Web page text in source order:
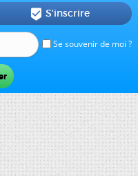
Se souvenir de moi ?
 S'inscrire